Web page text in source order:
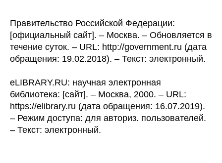
Правительство Российской Федерации:
[официальный сайт]. – Москва. – Обновляется в
течение суток. – URL: http://government.ru (дата
обращения: 19.02.2018). – Текст: электронный.
eLIBRARY.RU: научная электронная
библиотека: [сайт]. – Москва, 2000. – URL:
https://elibrary.ru (дата обращения: 16.07.2019).
– Режим доступа: для авториз. пользователей.
– Текст: электронный.